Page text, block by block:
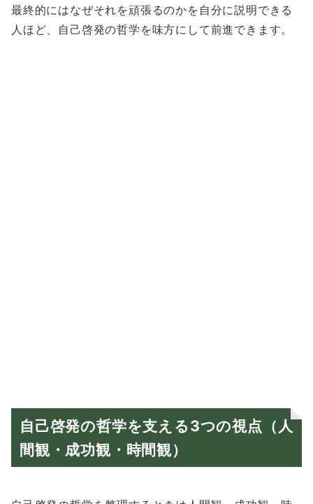
最終的にはなぜそれを頑張るのかを自分に説明できる
人ほど、自己啓発の哲学を味方にして前進できます。
自己啓発の哲学を支える3つの視点（人
間観・成功観・時間観）